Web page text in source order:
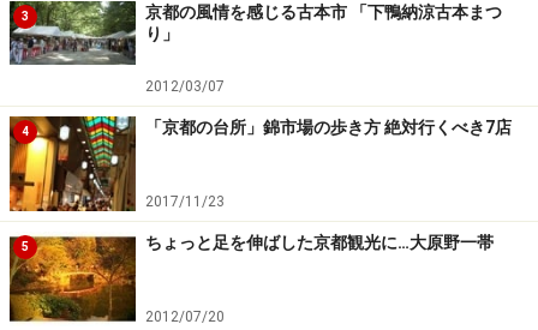
3
京都の風情を感じる古本市 「下鴨納涼古本まつ
り」
2012/03/07
4 「京都の台所」錦市場の歩き方 絶対行くべき7店
2017/11/23
5 ちょっと足を伸ばした京都観光に…大原野一帯
2012/07/20